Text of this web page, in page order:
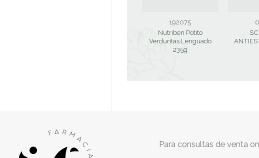
192075
Nutriben Potito
Verduritas Lenguado
235g
Para consultas de venta